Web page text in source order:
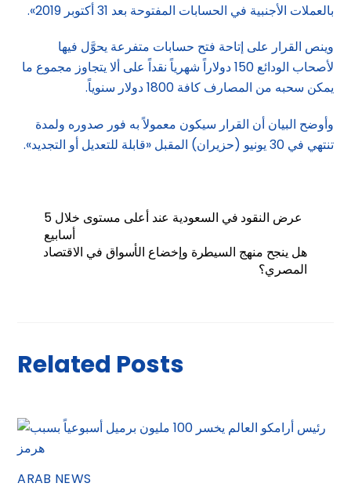
بالعملات الأجنبية في الحسابات المفتوحة بعد 31 أكتوبر 2019».
وينص القرار على إتاحة فتح حسابات متفرعة يحوَّل فيها
لأصحاب الودائع 150 دولاراً شهرياً نقداً على ألا يتجاوز مجموع ما
يمكن سحبه من المصارف كافة 1800 دولار سنوياً.
وأوضح البيان أن القرار سيكون معمولاً به فور صدوره ولمدة
تنتهي في 30 يونيو (حزيران) المقبل «قابلة للتعديل أو التجديد».
عرض النقود في السعودية عند أعلى مستوى خلال 5
أسابيع
هل ينجح منهج السيطرة وإخضاع الأسواق في الاقتصاد
المصري؟
Related Posts
ARAB NEWS